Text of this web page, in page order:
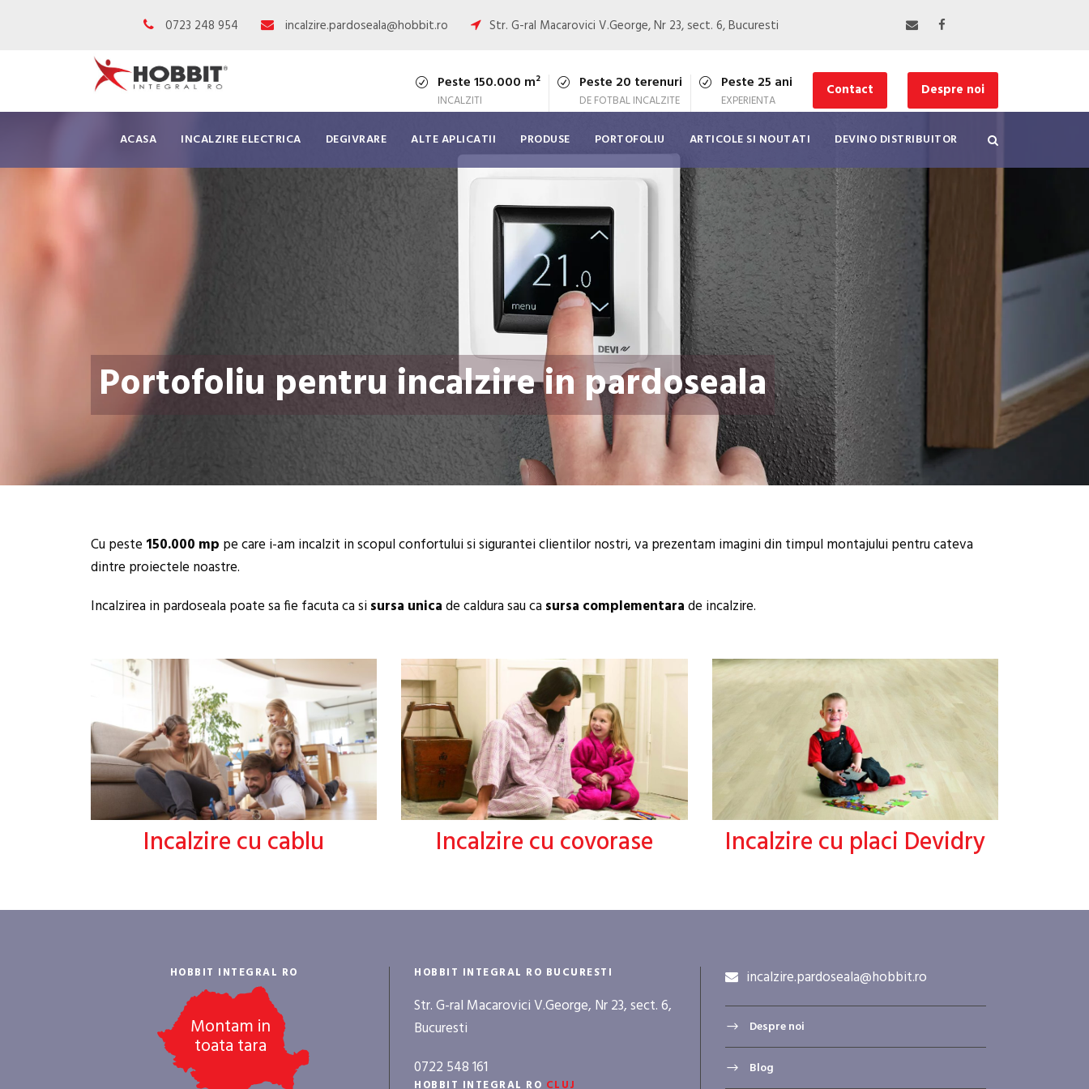
0723 248 954 incalzire.pardoseala@hobbit.ro Str. G-ral Macarovici V.George, Nr 23, sect. 6, Bucuresti
Peste 150.000 m²
INCALZITI
Peste 20 terenuri
DE FOTBAL INCALZITE
Peste 25 ani
EXPERIENTA
Contact Despre noi
ACASA INCALZIRE ELECTRICA DEGIVRARE ALTE APLICATII PRODUSE PORTOFOLIU ARTICOLE SI NOUTATI DEVINO DISTRIBUITOR
Portofoliu pentru incalzire in pardoseala
Cu peste 150.000 mp pe care i-am incalzit in scopul confortului si sigurantei clientilor nostri, va prezentam imagini din timpul montajului pentru cateva
dintre proiectele noastre.
Incalzirea in pardoseala poate sa fie facuta ca sisursa unicade caldura sau casursa complementarade incalzire.
Incalzire cu cablu Incalzire cu covorase Incalzire cu placi Devidry
HOBBIT INTEGRAL RO
Montam in
toata tara
HOBBIT INTEGRAL RO BUCURESTI
Str. G-ral Macarovici V.George, Nr 23, sect. 6,
Bucuresti
0722 548 161
HOBBIT INTEGRAL RO CLUJ
incalzire.pardoseala@hobbit.ro
Despre noi
Blog